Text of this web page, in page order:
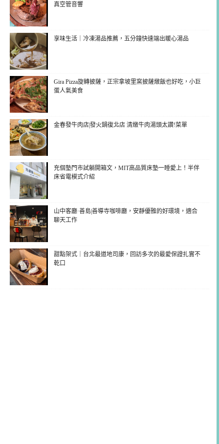
真空管音響
享味生活｜冷凍湯品推薦，五分鐘快速端出暖心湯品
Gira Pizza旋轉披薩，正宗拿坡里窯披薩燉飯也好吃，小巨
蛋人氣美食
金春發牛肉店|發火鍋復北店 清燉牛肉湯頭太讚!菜單
充個墊門市試躺開箱文，MIT高品質床墊一睡愛上！半伴
床省電模式介紹
山中客廳·善島|善導寺咖啡廳，安靜優雅的好環境，適合
聊天工作
甜點架式｜台北最道地司康，回訪多次的最愛保證扎實不
乾口